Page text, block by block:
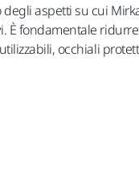
aspetti su cui
È fondamentale
occhiali